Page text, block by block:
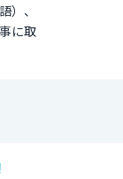
、
に取